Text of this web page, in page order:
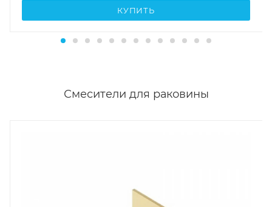
КУПИТЬ
Смесители для раковины